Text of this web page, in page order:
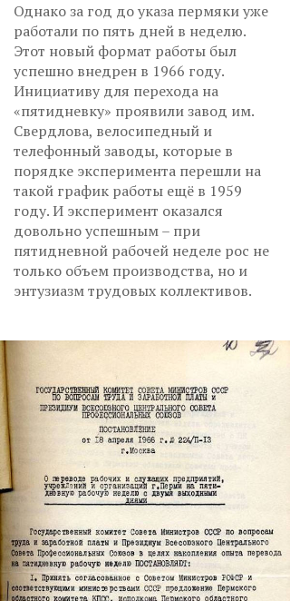
Однако за год до указа пермяки уже
работали по пять дней в неделю.
Этот новый формат работы был
успешно внедрен в 1966 году.
Инициативу для перехода на
«пятидневку» проявили завод им.
Свердлова, велосипедный и
телефонный заводы, которые в
порядке эксперимента перешли на
такой график работы ещё в 1959
году. И эксперимент оказался
довольно успешным – при
пятидневной рабочей неделе рос не
только объем производства, но и
энтузиазм трудовых коллективов.